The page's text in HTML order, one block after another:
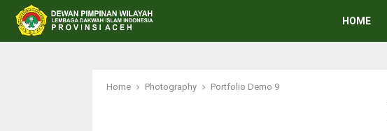
HOME
Home Photography Portfolio Demo 9